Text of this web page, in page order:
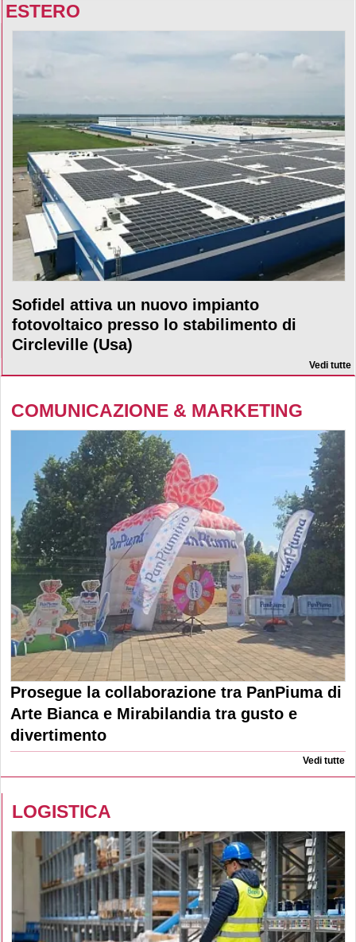
ESTERO
Sofidel attiva un nuovo impianto
fotovoltaico presso lo stabilimento di
Circleville (Usa)
Vedi tutte
COMUNICAZIONE & MARKETING
Prosegue la collaborazione tra PanPiuma di
Arte Bianca e Mirabilandia tra gusto e
divertimento
Vedi tutte
LOGISTICA